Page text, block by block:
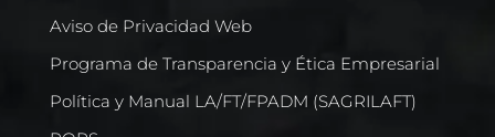
Aviso de Privacidad Web
Programa de Transparencia y Ética Empresarial
Política y Manual LA/FT/FPADM (SAGRILAFT)